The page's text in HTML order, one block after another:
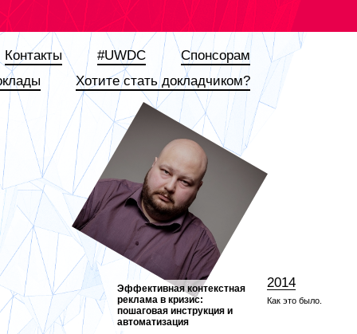
Контакты #UWDC
Спонсорам
Хотите стать докладчиком?
Эффективная контекстная
реклама в кризис:
пошаговая инструкция и
автоматизация
2014
Как это было.